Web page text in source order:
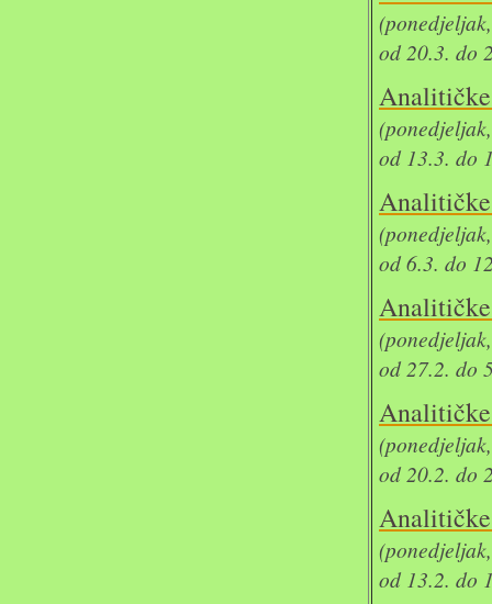
od 20.3. do
od 13.3. do
od 6.3. do
od 27.2. do
od 20.2. do
od 13.2. do